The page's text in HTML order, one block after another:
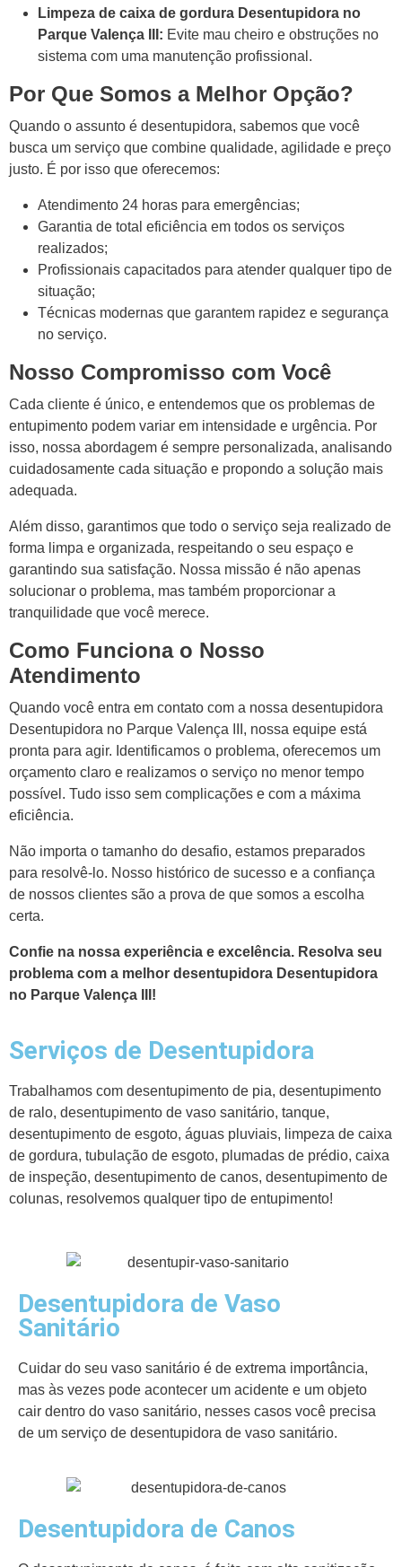
Limpeza de caixa de gordura Desentupidora no
Parque Valença III: Evite mau cheiro e obstruções no
sistema com uma manutenção profissional.
Por Que Somos a Melhor Opção?
Quando o assunto é desentupidora, sabemos que você
busca um serviço que combine qualidade, agilidade e preço
justo. É por isso que oferecemos:
Atendimento 24 horas para emergências;
Garantia de total eficiência em todos os serviços
realizados;
Profissionais capacitados para atender qualquer tipo de
situação;
Técnicas modernas que garantem rapidez e segurança
no serviço.
Nosso Compromisso com Você
Cada cliente é único, e entendemos que os problemas de
entupimento podem variar em intensidade e urgência. Por
isso, nossa abordagem é sempre personalizada, analisando
cuidadosamente cada situação e propondo a solução mais
adequada.
Além disso, garantimos que todo o serviço seja realizado de
forma limpa e organizada, respeitando o seu espaço e
garantindo sua satisfação. Nossa missão é não apenas
solucionar o problema, mas também proporcionar a
tranquilidade que você merece.
Como Funciona o Nosso
Atendimento
Quando você entra em contato com a nossa desentupidora
Desentupidora no Parque Valença III, nossa equipe está
pronta para agir. Identificamos o problema, oferecemos um
orçamento claro e realizamos o serviço no menor tempo
possível. Tudo isso sem complicações e com a máxima
eficiência.
Não importa o tamanho do desafio, estamos preparados
para resolvê-lo. Nosso histórico de sucesso e a confiança
de nossos clientes são a prova de que somos a escolha
certa.
Confie na nossa experiência e excelência. Resolva seu
problema com a melhor desentupidora Desentupidora
no Parque Valença III!
Serviços de Desentupidora
Trabalhamos com desentupimento de pia, desentupimento
de ralo, desentupimento de vaso sanitário, tanque,
desentupimento de esgoto, águas pluviais, limpeza de caixa
de gordura, tubulação de esgoto, plumadas de prédio, caixa
de inspeção, desentupimento de canos, desentupimento de
colunas, resolvemos qualquer tipo de entupimento!
Desentupidora de Vaso
Sanitário
Cuidar do seu vaso sanitário é de extrema importância,
mas às vezes pode acontecer um acidente e um objeto
cair dentro do vaso sanitário, nesses casos você precisa
de um serviço de desentupidora de vaso sanitário.
Desentupidora de Canos